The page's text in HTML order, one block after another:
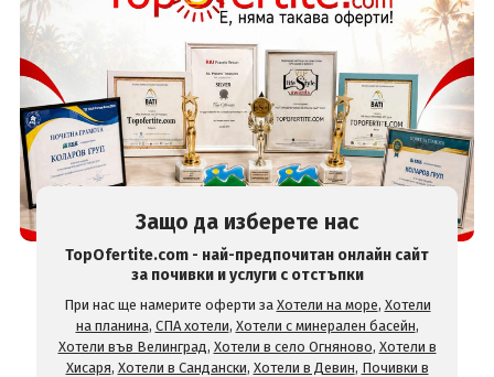
Защо да изберете нас
TopOfertite.com - най-предпочитан онлайн сайт
за почивки и услуги с отстъпки
При нас ще намерите оферти за Хотели на море, Хотели
на планина, СПА хотели, Хотели с минерален басейн,
Хотели във Велинград, Хотели в село Огняново, Хотели в
Хисаря, Хотели в Сандански, Хотели в Девин, Почивки в